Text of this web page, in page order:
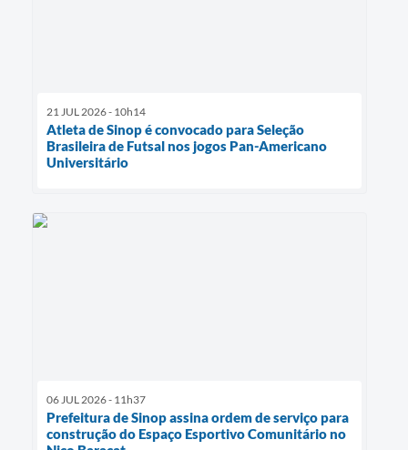
21 JUL 2026 - 10h14
Atleta de Sinop é convocado para Seleção
Brasileira de Futsal nos jogos Pan-Americano
Universitário
06 JUL 2026 - 11h37
Prefeitura de Sinop assina ordem de serviço para
construção do Espaço Esportivo Comunitário no